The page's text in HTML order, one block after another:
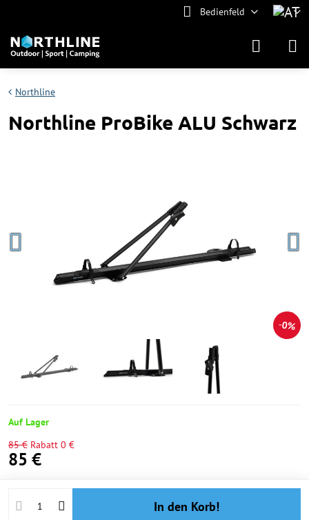
Bedienfeld
0%
Northline
Northline ProBike ALU Schwarz
Auf Lager
85 € Rabatt 0 €
85 €
In den Korb!